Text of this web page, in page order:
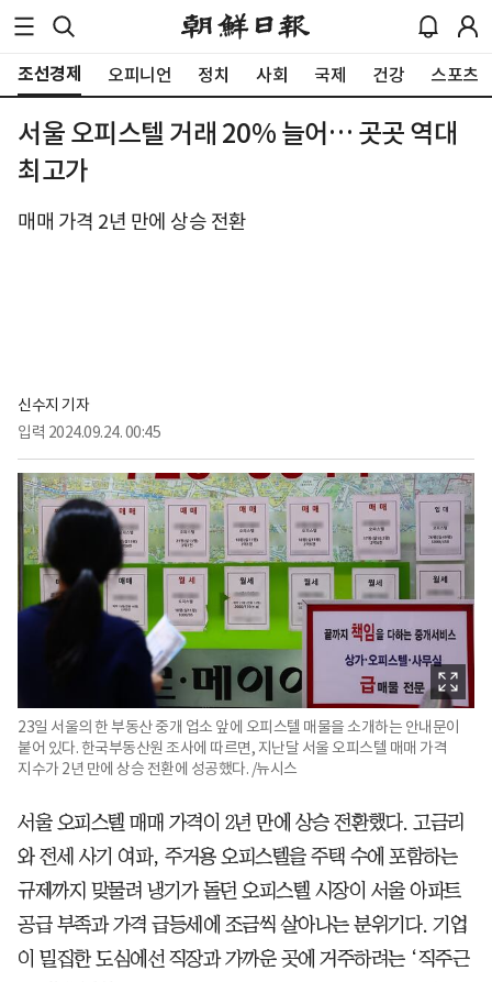
조선경제 오피니언 정치 사회 국제 건강 스포츠
서울 오피스텔 거래 20% 늘어… 곳곳 역대
최고가
매매 가격 2년 만에 상승 전환
신수지 기자
입력 2024.09.24. 00:45
23일 서울의 한 부동산 중개 업소 앞에 오피스텔 매물을 소개하는 안내문이
붙어 있다. 한국부동산원 조사에 따르면, 지난달 서울 오피스텔 매매 가격
지수가 2년 만에 상승 전환에 성공했다. /뉴시스
서울 오피스텔 매매 가격이 2년 만에 상승 전환했다. 고금리
와 전세 사기 여파, 주거용 오피스텔을 주택 수에 포함하는
규제까지 맞물려 냉기가 돌던 오피스텔 시장이 서울 아파트
공급 부족과 가격 급등세에 조금씩 살아나는 분위기다. 기업
이 밀집한 도심에선 직장과 가까운 곳에 거주하려는 ‘직주근